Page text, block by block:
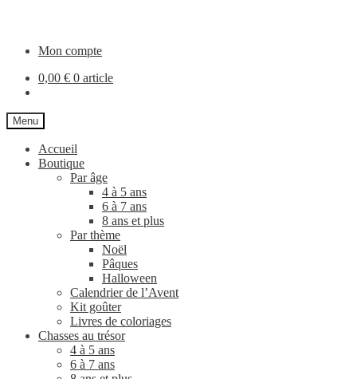
navigationMon compte
0,00 € 0 article
Menu
Accueil
Boutique
Par âge
4 à 5 ans
6 à 7 ans
8 ans et plus
Par thème
Noël
Pâques
Halloween
Calendrier de l’Avent
Kit goûter
Livres de coloriages
Chasses au trésor
4 à 5 ans
6 à 7 ans